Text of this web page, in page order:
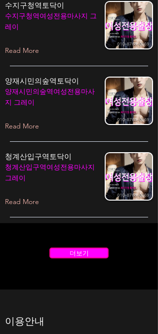
수지구청역토닥이
수지구청역여성전용마사지 그
레이
Read More
양재시민의숲역토닥이
양재시민의숲역여성전용마사
지 그레이
Read More
청계산입구역토닥이
청계산입구역여성전용마사지
그레이
Read More
더보기
​이용안내